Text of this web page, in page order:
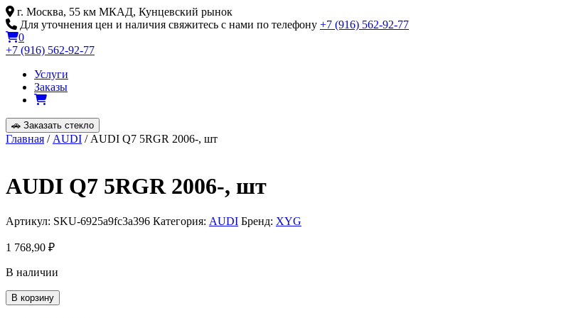
Skip
to
content
г. Москва, 55 км МКАД, Кунцевский рынок
Для уточнения цен и наличия свяжитесь с нами по телефону +7 (916) 562-92-77
0
+7 (916) 562-92-77
Услуги
Заказы
🚗 Заказать стекло
Главная / AUDI / AUDI Q7 5RGR 2006-, шт
AUDI Q7 5RGR 2006-, шт
Артикул: SKU-6925a9fc3a396 Категория: AUDI Бренд: XYG
1 768,90 ₽
В наличии
Количество
товара
В корзину